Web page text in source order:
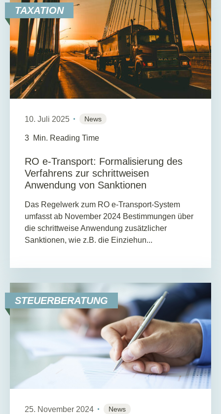
TAXATION
10. Juli 2025 News
3 Min. Reading Time
RO e-Transport: Formalisierung des
Verfahrens zur schrittweisen
Anwendung von Sanktionen
Das Regelwerk zum RO e-Transport-System
umfasst ab November 2024 Bestimmungen über
die schrittweise Anwendung zusätzlicher
Sanktionen, wie z.B. die Einziehun...
STEUERBERATUNG
25. November 2024 News